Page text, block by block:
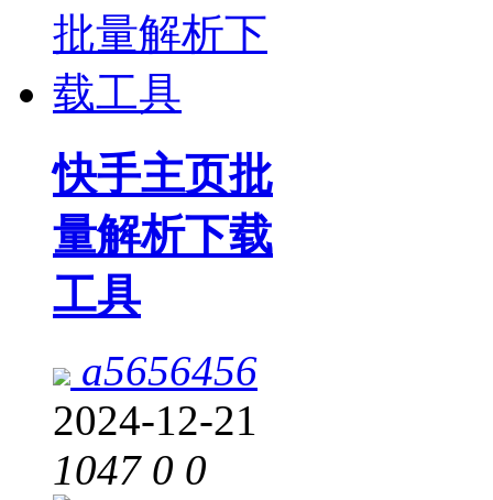
快手主页批
量解析下载
工具
a5656456
2024-12-21
1047 0 0